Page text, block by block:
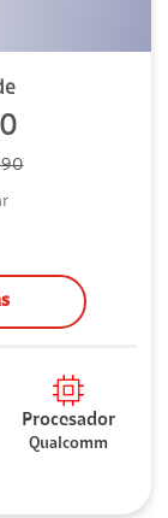
Procesador
Qualcomm